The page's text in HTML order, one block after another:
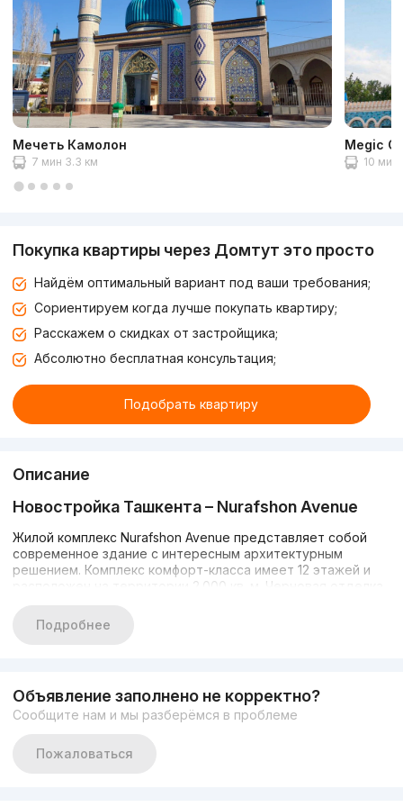
Мечеть Камолон
7 мин 3.3 км
Megic
10 мин
Покупка квартиры через Домтут это просто
Найдём оптимальный вариант под ваши требования;
Сориентируем когда лучше покупать квартиру;
Расскажем о скидках от застройщика;
Абсолютно бесплатная консультация;
Подобрать квартиру
Описание
Новостройка Ташкента – NurafshonAvenue
Жилой комплекс Nurafshon Avenue представляет собой
современное здание с интересным архитектурным
решением. Комплекс комфорт-класса имеет 12 этажей и
расположен на территории 2.000 кв. м. Черновая отделка
себя. Он расположен в Шайхонтохурском районе города
Ташкент.
жизни. В здании расположены: спортивный клуб,
супермаркет, детский сад, подземная парковка и
видеонаблюдение, которое обеспечивает безопасность
Подробнее
Объявление заполнено не корректно?
Сообщите нам и мы разберёмся в проблеме
Пожаловаться